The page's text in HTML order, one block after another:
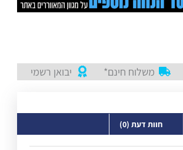
משלוח חינם* יבואן רשמי
חוות דעת (0)